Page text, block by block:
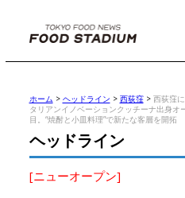
ホーム > ヘッドライン > 西荻窪> 西荻窪
タリアンイノベーションクッチーナ出身
目。“焼酎と小皿料理”で新たな客層を開拓
ヘッドライン
[ニューオープン]